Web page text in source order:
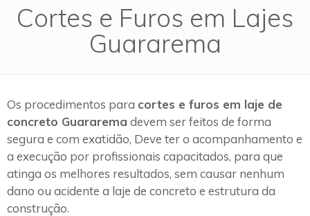
Cortes e Furos em Lajes
Guararema
Os procedimentos para cortes e furos em laje de
concreto Guararema devem ser feitos de forma
segura e com exatidão, Deve ter o acompanhamento e
a execução por profissionais capacitados, para que
atinga os melhores resultados, sem causar nenhum
dano ou acidente a laje de concreto e estrutura da
construção.